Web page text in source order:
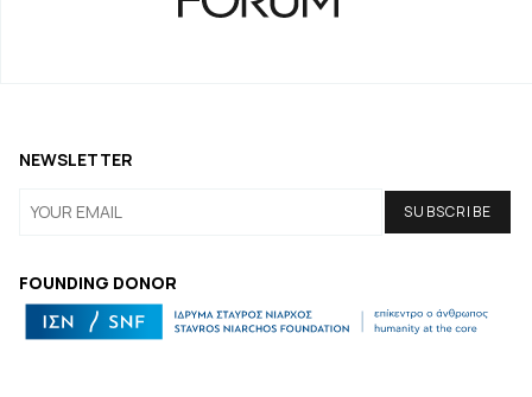
FOUNDING DONOR
NEWSLETTER